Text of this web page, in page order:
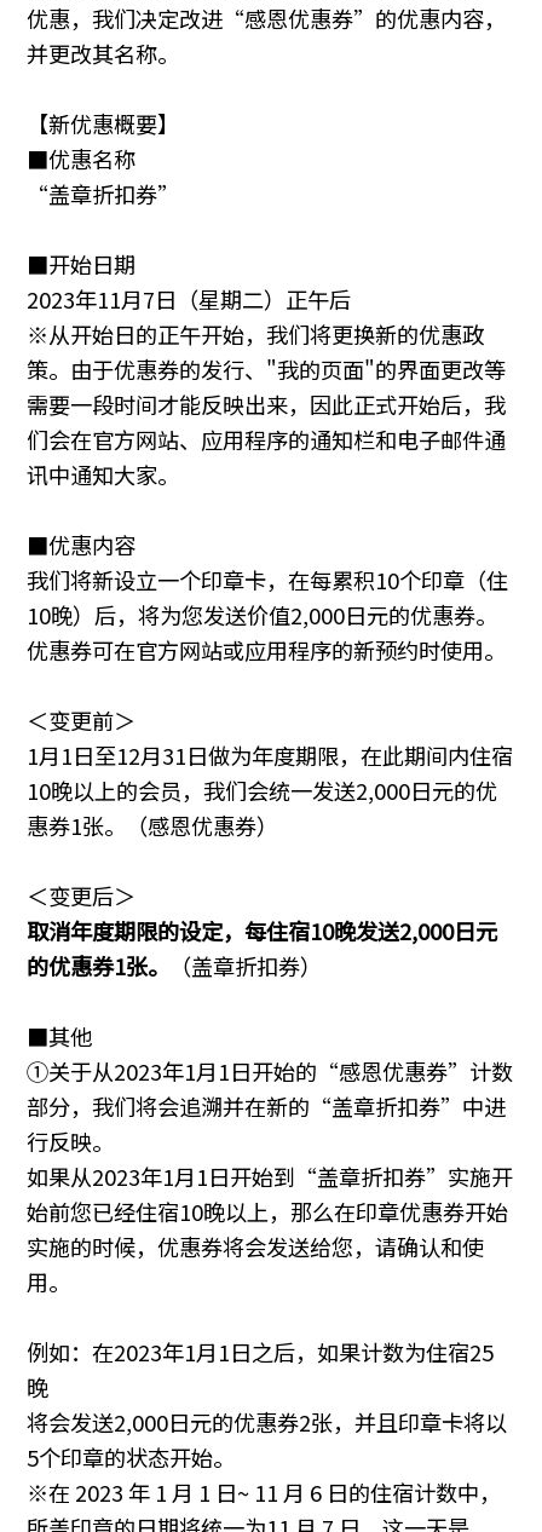
优惠，我们决定改进“感恩优惠券”的优惠内容，
并更改其名称。
【新优惠概要】
■优惠名称
“盖章折扣券”
■开始日期
2023年11月7日（星期二）正午后
※从开始日的正午开始，我们将更换新的优惠政
策。由于优惠券的发行、"我的页面"的界面更改等
需要一段时间才能反映出来，因此正式开始后，我
们会在官方网站、应用程序的通知栏和电子邮件通
讯中通知大家。
■优惠内容
我们将新设立一个印章卡，在每累积10个印章（住
10晚）后，将为您发送价值2,000日元的优惠券。
优惠券可在官方网站或应用程序的新预约时使用。
＜变更前＞
1月1日至12月31日做为年度期限，在此期间内住宿
10晚以上的会员，我们会统一发送2,000日元的优
惠券1张。（感恩优惠券）
＜变更后＞
取消年度期限的设定，每住宿10晚发送2,000日元
的优惠券1张。
（盖章折扣券）
■其他
①关于从2023年1月1日开始的“感恩优惠券”计数
部分，我们将会追溯并在新的“盖章折扣券”中进
行反映。
如果从2023年1月1日开始到“盖章折扣券”实施开
始前您已经住宿10晚以上，那么在印章优惠券开始
实施的时候，优惠券将会发送给您，请确认和使
用。
例如：在2023年1月1日之后，如果计数为住宿25
晚
将会发送2,000日元的优惠券2张，并且印章卡将以
5个印章的状态开始。
※在 2023 年 1 月 1 日~ 11 月 6 日的住宿计数中，